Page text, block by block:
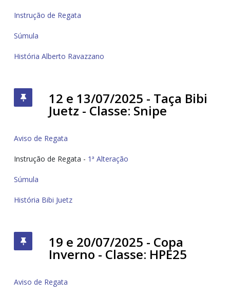
Instrução de Regata
Súmula
História Alberto Ravazzano
12 e 13/07/2025 - Taça Bibi
Juetz - Classe: Snipe
Aviso de Regata
Instrução de Regata - 1ª Alteração
Súmula
História Bibi Juetz
19 e 20/07/2025 - Copa
Inverno - Classe: HPE25
Aviso de Regata